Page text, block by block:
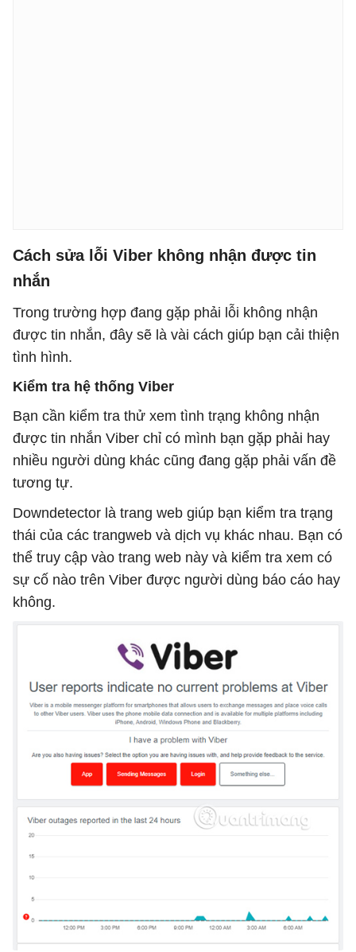
Cách sửa lỗi Viber không nhận được tin
nhắn
Trong trường hợp đang gặp phải lỗi không nhận
được tin nhắn, đây sẽ là vài cách giúp bạn cải thiện
tình hình.
Kiểm tra hệ thống Viber
Bạn cần kiểm tra thử xem tình trạng không nhận
được tin nhắn Viber chỉ có mình bạn gặp phải hay
nhiều người dùng khác cũng đang gặp phải vấn đề
tương tự.
Downdetector là trang web giúp bạn kiểm tra trạng
thái của các trangweb và dịch vụ khác nhau. Bạn có
thể truy cập vào trang web này và kiểm tra xem có
sự cố nào trên Viber được người dùng báo cáo hay
không.